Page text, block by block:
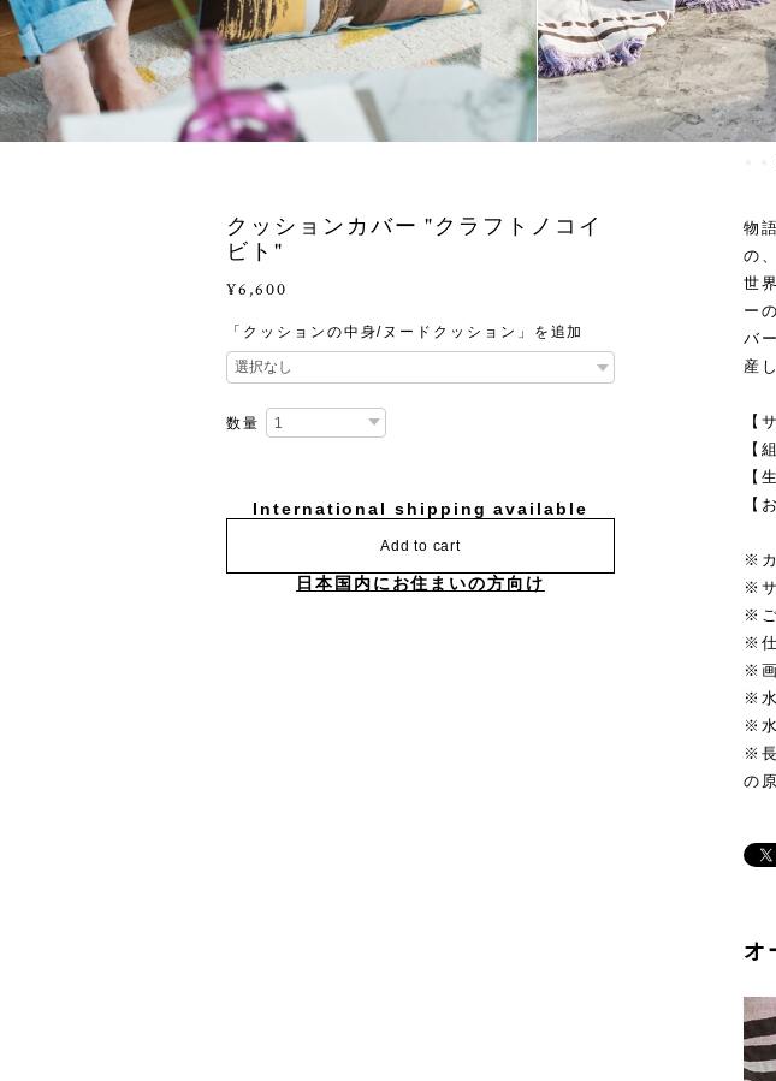
クッションカバー "クラフトノコイ
ビト"
¥6,600
「クッションの中身/ヌードクッション」を追加
数量
International shipping available
Add to cart
日本国内にお住まいの方向け
物
の
世
ー
バ
産
【
【
【
【
※
※
※
※
※
※
※
※
の
オ